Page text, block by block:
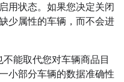
用状态。如果您决定关闭
少属性的车辆，而不会进
能取代您对车辆商品目
小部分车辆的数据准确性